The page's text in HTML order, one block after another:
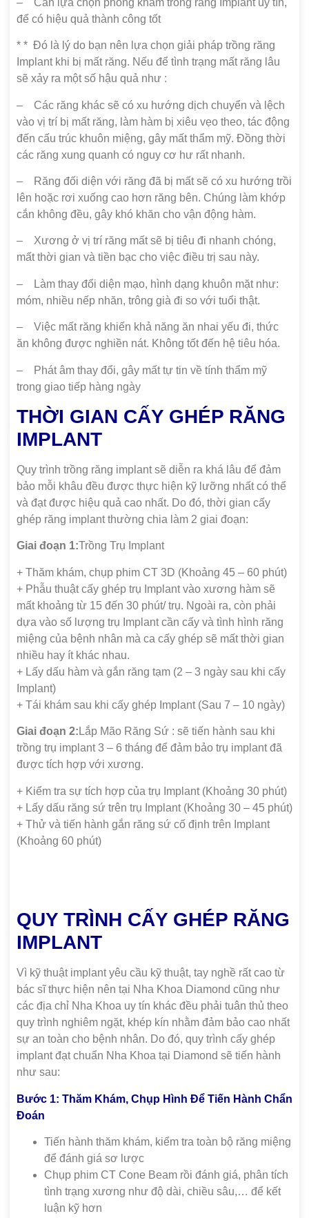
để có hiệu quả thành công tốt
* * Đó là lý do bạn nên lựa chọn giải pháp trồng răng
Implant khi bị mất răng. Nếu để tình trạng mất răng lâu
sẽ xảy ra một số hậu quả như :
– Các răng khác sẽ có xu hướng dịch chuyển và lệch
vào vị trí bị mất răng, làm hàm bị xiêu vẹo theo, tác động
đến cấu trúc khuôn miệng, gây mất thẩm mỹ. Đồng thời
các răng xung quanh có nguy cơ hư rất nhanh.
– Răng đối diện với răng đã bị mất sẽ có xu hướng trồi
lên hoặc rơi xuống cao hơn răng bên. Chúng làm khớp
cắn không đều, gây khó khăn cho vận động hàm.
– Xương ở vị trí răng mất sẽ bị tiêu đi nhanh chóng,
mất thời gian và tiền bạc cho việc điều trị sau này.
– Làm thay đổi diện mạo, hình dạng khuôn mặt như:
móm, nhiều nếp nhăn, trông già đi so với tuổi thật.
– Việc mất răng khiến khả năng ăn nhai yếu đi, thức
ăn không được nghiền nát. Không tốt đến hệ tiêu hóa.
– Phát âm thay đổi, gây mất tự tin về tính thẩm mỹ
trong giao tiếp hàng ngày
THỜI GIAN CẤY GHÉP RĂNG
IMPLANT
Quy trình trồng răng implant sẽ diễn ra khá lâu để đảm
bảo mỗi khâu đều được thực hiện kỹ lưỡng nhất có thể
và đạt được hiệu quả cao nhất. Do đó, thời gian cấy
ghép răng implant thường chia làm 2 giai đoạn:
Giai đoạn 1:Trồng Trụ Implant
+ Thăm khám, chụp phim CT 3D (Khoảng 45 – 60 phút)
+ Phẫu thuật cấy ghép trụ Implant vào xương hàm sẽ
mất khoảng từ 15 đến 30 phút/ trụ. Ngoài ra, còn phải
dựa vào số lượng trụ Implant cần cấy và tình hình răng
miệng của bệnh nhân mà ca cấy ghép sẽ mất thời gian
nhiều hay ít khác nhau.
+ Lấy dấu hàm và gắn răng tạm (2 – 3 ngày sau khi cấy
Implant)
+ Tái khám sau khi cấy ghép Implant (Sau 7 – 10 ngày)
Giai đoạn 2: Lắp Mão Răng Sứ : sẽ tiến hành sau khi
trồng trụ implant 3 – 6 tháng để đảm bảo trụ implant đã
được tích hợp với xương.
+ Kiểm tra sự tích hợp của trụ Implant (Khoảng 30 phút)
+ Lấy dấu răng sứ trên trụ Implant (Khoảng 30 – 45 phút)
+ Thử và tiến hành gắn răng sứ cố định trên Implant
(Khoảng 60 phút)
QUY TRÌNH CẤY GHÉP RĂNG
IMPLANT
Vì kỹ thuật implant yêu cầu kỹ thuật, tay nghề rất cao từ
bác sĩ thực hiện nên tại Nha Khoa Diamond cũng như
các địa chỉ Nha Khoa uy tín khác đều phải tuân thủ theo
quy trình nghiêm ngặt, khép kín nhằm đảm bảo cao nhất
sự an toàn cho bệnh nhân. Do đó, quy trình cấy ghép
implant đạt chuẩn Nha Khoa tại Diamond sẽ tiến hành
như sau:
Bước 1: Thăm Khám, Chụp Hình Để Tiến Hành Chẩn
Đoán
Tiến hành thăm khám, kiểm tra toàn bộ răng miệng
để đánh giá sơ lược
Chụp phim CT Cone Beam rồi đánh giá, phân tích
tình trạng xương như độ dài, chiều sâu,… để kết
luận kỹ hơn